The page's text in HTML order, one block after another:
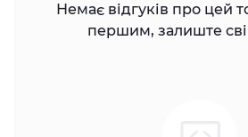
Немає відгуків про цей
першим, залиште